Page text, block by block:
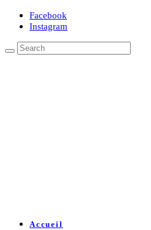
Facebook
Instagram
Accueil